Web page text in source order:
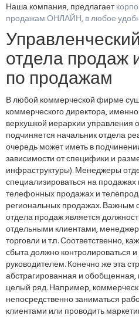
Наша компания, предлагает
продажам ОНЛАЙН, в любое
отдела
по продажам
В любой коммерческой фирме
коммерческого директора,
верхушкой иерархии управления
подчиняется начальник отдела
очередь может иметь в
зависимости от специфики и
инфраструктуры). Менеджеры
специализироваться на продажах
телефонных продажах и
региональных продажах. Важным
отдела продаж является
отдельными клиентами,
торговли и т.п. Соответственно,
сбыта должно контролироваться
руководителем. Конечно же эта
абстрагированная и
целый ряд. Например,
непосредственно заниматься
клиентами или проводить